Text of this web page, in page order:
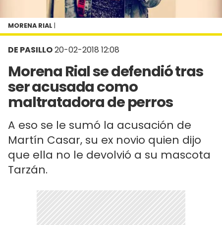
DE PASILLO20-02-2018 12:08
Morena Rial se defendió tras
ser acusada como
maltratadora de perros
A eso se le sumó la acusación de
Martín Casar, su ex novio quien dijo
que ella no le devolvió a su mascota
Tarzán.
MORENA RIAL |